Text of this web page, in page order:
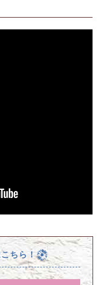
ちら！